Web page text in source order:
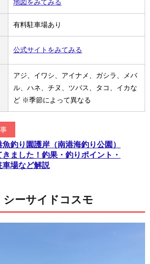
地図をみてみる
有料駐車場あり
公式サイトをみてみる
アジ、イワシ、アイナメ、ガシラ、メバ
ル、ハネ、チヌ、ツバス、タコ、イカな
ど ※季節によって異なる
魚釣り園護岸（南港海釣り公園）
きました！釣果・釣りポイント・
車場など解説
シーサイドコスモ